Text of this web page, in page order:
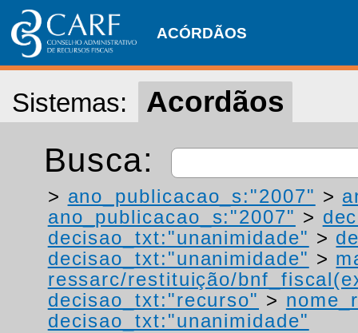
ACÓRDÃOS
Sistemas: Acordãos
Busca:
> ano_publicacao_s:"2007" >
ano_publicacao_s:"2007" >
decisao_txt:"unanimidade" >
decisao_txt:"unanimidade" >
ressarc/restituição/
decisao_txt:"recurso" >
decisao_txt:"unanimidade"